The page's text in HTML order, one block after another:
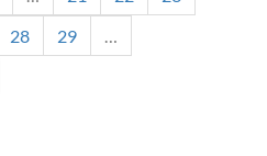
28 29